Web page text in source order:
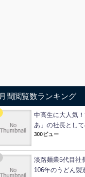
月間閲覧数ランキング
中高生に大人気
あ」の社長とし
300ビュー
淡路麺業5代目社
106年のうどん製